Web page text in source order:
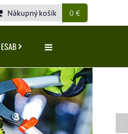
Nákupný košík 0 €